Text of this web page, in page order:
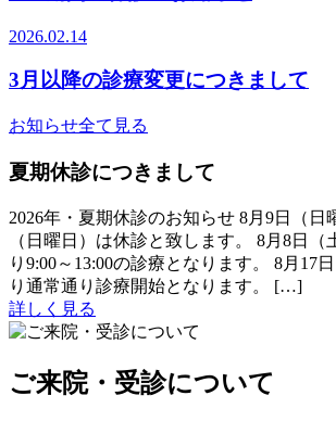
2026.02.14
3月以降の診療変更につきまして
お知らせ全て見る
夏期休診につきまして
2026年・夏期休診のお知らせ 8月9日（日
（日曜日）は休診と致します。 8月8日（
り9:00～13:00の診療となります。 8月17
り通常通り診療開始となります。 […]
詳しく見る
ご来院・受診について